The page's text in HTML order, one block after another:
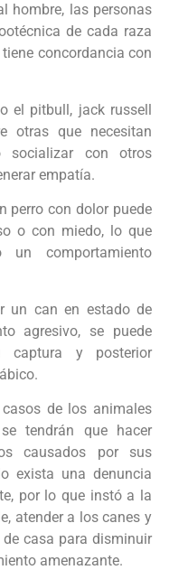
hombre, las personas
de cada raza
concordancia con
el pitbull, jack russell
otras que necesitan
socializar con otros
empatía.
perro con dolor puede
o con miedo, lo que
comportamiento
un can en estado de
agresivo, se puede
y posterior
de los animales
tendrán que hacer
causados por sus
exista una denuncia
por lo que instó a la
atender a los canes y
casa para disminuir
amenazante.